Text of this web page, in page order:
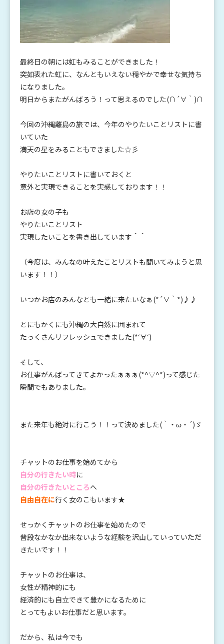
最終日の朝には虹もみることができました！
突如表れた虹に、なんともいえない穏やかで幸せな気持ち
になりました。
明日からまたがんばろう！って思えるのでした(∩´∀｀)∩
今回の沖縄離島の旅では、今年のやりたいことリストに書
いていた
満天の星をみることもできました☆彡
やりたいことリストに書いておくと
意外と実現できることを実感しております！！
お店の女の子も
やりたいことリスト
実現したいことを書き出しています＾＾
（今度は、みんなの叶えたことリストも聞いてみようと思
います！！）
いつかお店のみんなとも一緒に来たいなぁ(*´∀｀*)♪♪
とにもかくにも沖縄の大自然に囲まれて
たっくさんリフレッシュできました(*‘∀‘)
そして、
お仕事がんばってきてよかったぁぁぁ(*^▽^*)って感じた
瞬間でもありました。
また来年も絶対に行こう！！って決めました(｀・ω・´)ゞ
チャットのお仕事を始めてから
自分の行きたい時に
自分の行きたいところへ
自由自在に行く女のこもいます★
せっかくチャットのお仕事を始めたので
普段なかなか出来ないような経験を沢山していっていただ
きたいです！！
チャットのお仕事は、
女性が精神的にも
経済的にも自立できて豊かになるために
とってもよいお仕事だと思います。
だから、私は今でも